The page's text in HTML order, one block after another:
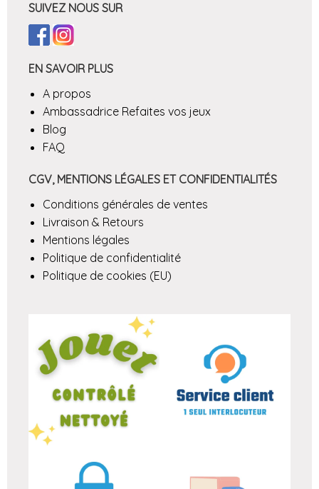
SUIVEZ NOUS SUR
EN SAVOIR PLUS
A propos
Ambassadrice Refaites vos jeux
Blog
FAQ
CGV, MENTIONS LÉGALES ET CONFIDENTIALITÉS
Conditions générales de ventes
Livraison & Retours
Mentions légales
Politique de confidentialité
Politique de cookies (EU)